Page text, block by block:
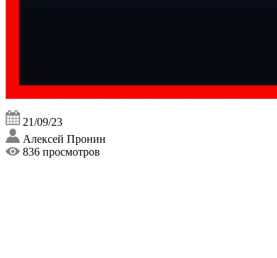
21/09/23
Алексей Пронин
836 просмотров